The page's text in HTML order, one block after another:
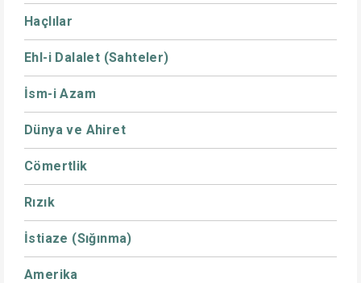
Haçlılar
Ehl-i Dalalet (Sahteler)
İsm-i Azam
Dünya ve Ahiret
Cömertlik
Rızık
İstiaze (Sığınma)
Amerika